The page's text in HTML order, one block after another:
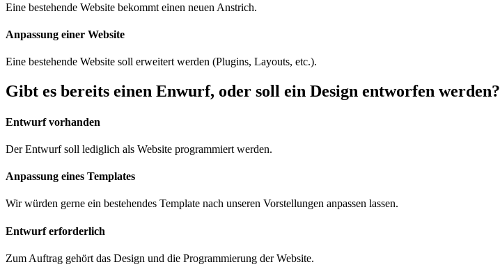
Eine bestehende Website bekommt einen neuen Anstrich.
Anpassung einer Website
Eine bestehende Website soll erweitert werden (Plugins, Layouts, etc.).
Gibt es bereits einen Enwurf, oder soll ein Design entworfen werden?
Entwurf vorhanden
Der Entwurf soll lediglich als Website programmiert werden.
Anpassung eines Templates
Wir würden gerne ein bestehendes Template nach unseren Vorstellungen anpassen lassen.
Entwurf erforderlich
Zum Auftrag gehört das Design und die Programmierung der Website.